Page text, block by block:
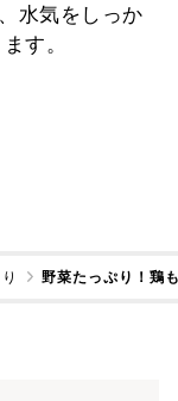
水気をしっか
す。
野菜たっぷり！鶏